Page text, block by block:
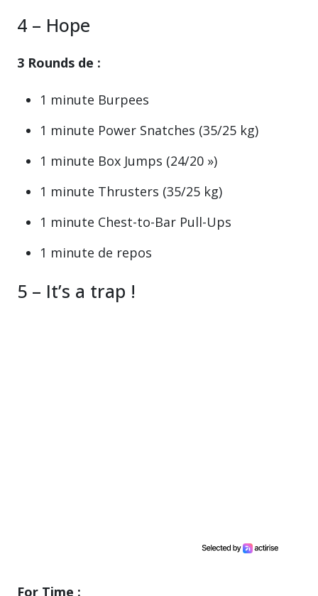
4 – Hope
3 Rounds de :
1 minute Burpees
1 minute Power Snatches (35/25 kg)
1 minute Box Jumps (24/20 »)
1 minute Thrusters (35/25 kg)
1 minute Chest-to-Bar Pull-Ups
1 minute de repos
5 – It’s a trap !
For Time :